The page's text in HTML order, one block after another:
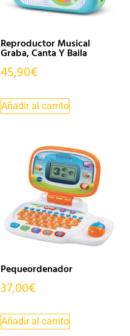
Reproductor Musical
Graba, Canta Y Baila
45,90€
Añadir al carrito
Pequeordenador
37,00€
Añadir al carrito